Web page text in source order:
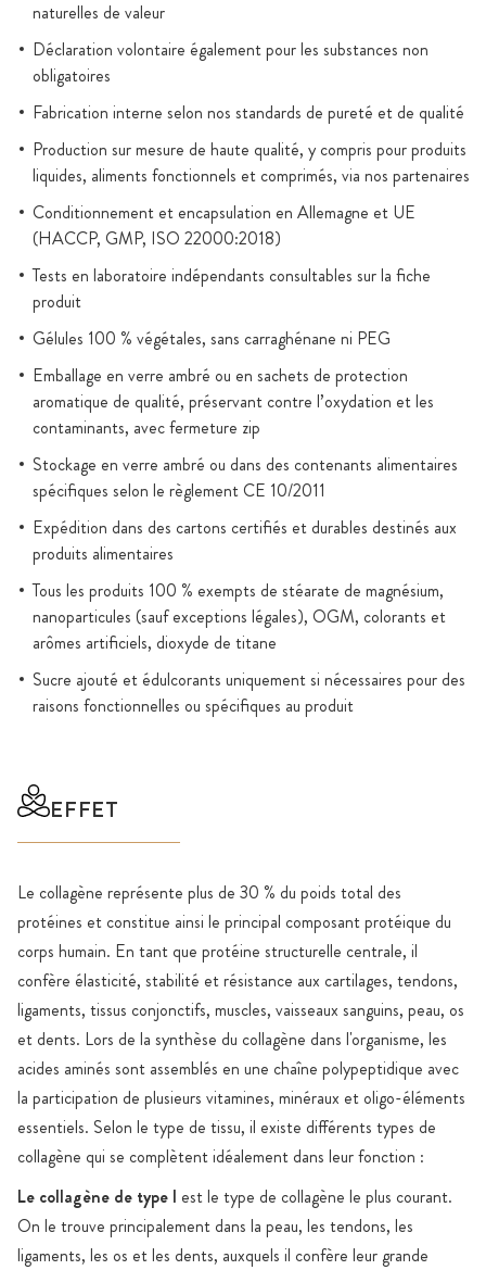
naturelles de valeur
Déclaration volontaire également pour les substances non
obligatoires
Fabrication interne selon nos standards de pureté et de qualité
Production sur mesure de haute qualité, y compris pour produits
liquides, aliments fonctionnels et comprimés, via nos partenaires
Conditionnement et encapsulation en Allemagne et UE
(HACCP, GMP, ISO 22000:2018)
Tests en laboratoire indépendants consultables sur la fiche
produit
Gélules 100 % végétales, sans carraghénane ni PEG
Emballage en verre ambré ou en sachets de protection
aromatique de qualité, préservant contre l’oxydation et les
contaminants, avec fermeture zip
Stockage en verre ambré ou dans des contenants alimentaires
spécifiques selon le règlement CE 10/2011
Expédition dans des cartons certifiés et durables destinés aux
produits alimentaires
Tous les produits 100 % exempts de stéarate de magnésium,
nanoparticules (sauf exceptions légales), OGM, colorants et
arômes artificiels, dioxyde de titane
Sucre ajouté et édulcorants uniquement si nécessaires pour des
raisons fonctionnelles ou spécifiques au produit
EFFET
Le collagène représente plus de 30 % du poids total des
protéines et constitue ainsi le principal composant protéique du
corps humain. En tant que protéine structurelle centrale, il
confère élasticité, stabilité et résistance aux cartilages, tendons,
ligaments, tissus conjonctifs, muscles, vaisseaux sanguins, peau, os
et dents. Lors de la synthèse du collagène dans l'organisme, les
acides aminés sont assemblés en une chaîne polypeptidique avec
la participation de plusieurs vitamines, minéraux et oligo-éléments
essentiels. Selon le type de tissu, il existe différents types de
collagène qui se complètent idéalement dans leur fonction :
Le collagène de type I est le type de collagène le plus courant.
On le trouve principalement dans la peau, les tendons, les
ligaments, les os et les dents, auxquels il confère leur grande